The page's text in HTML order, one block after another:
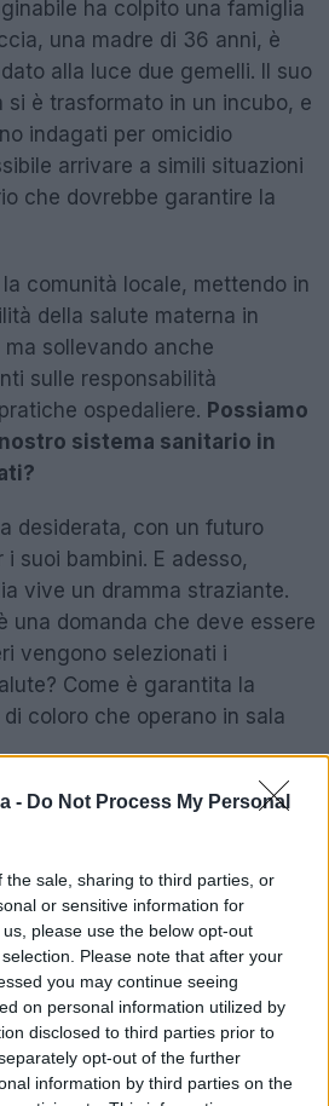
- Do Not Process My Personal
the sale, sharing to third parties, or
or sensitive information for
please use the below opt-out
Please note that after your
you may continue seeing
on personal information utilized by
disclosed to third parties prior to
opt-out of the further
information by third parties on the
ha colpito una famiglia
una madre di 36 anni, è
alla luce due gemelli. Il suo
si è trasformato in un incubo, e
indagati per omicidio
arrivare a simili situazioni
che dovrebbe garantire la
comunità locale, mettendo in
della salute materna in
sollevando anche
sulle responsabilità
ospedaliere. Possiamo
sistema sanitario in
desiderata, con un futuro
suoi bambini. E adesso,
vive un dramma straziante.
una domanda che deve essere
vengono selezionati i
Come è garantita la
coloro che operano in sala
sotto attacco: la
e il suo primo
alla spalla e rimedi, le
diventano sempre più
made